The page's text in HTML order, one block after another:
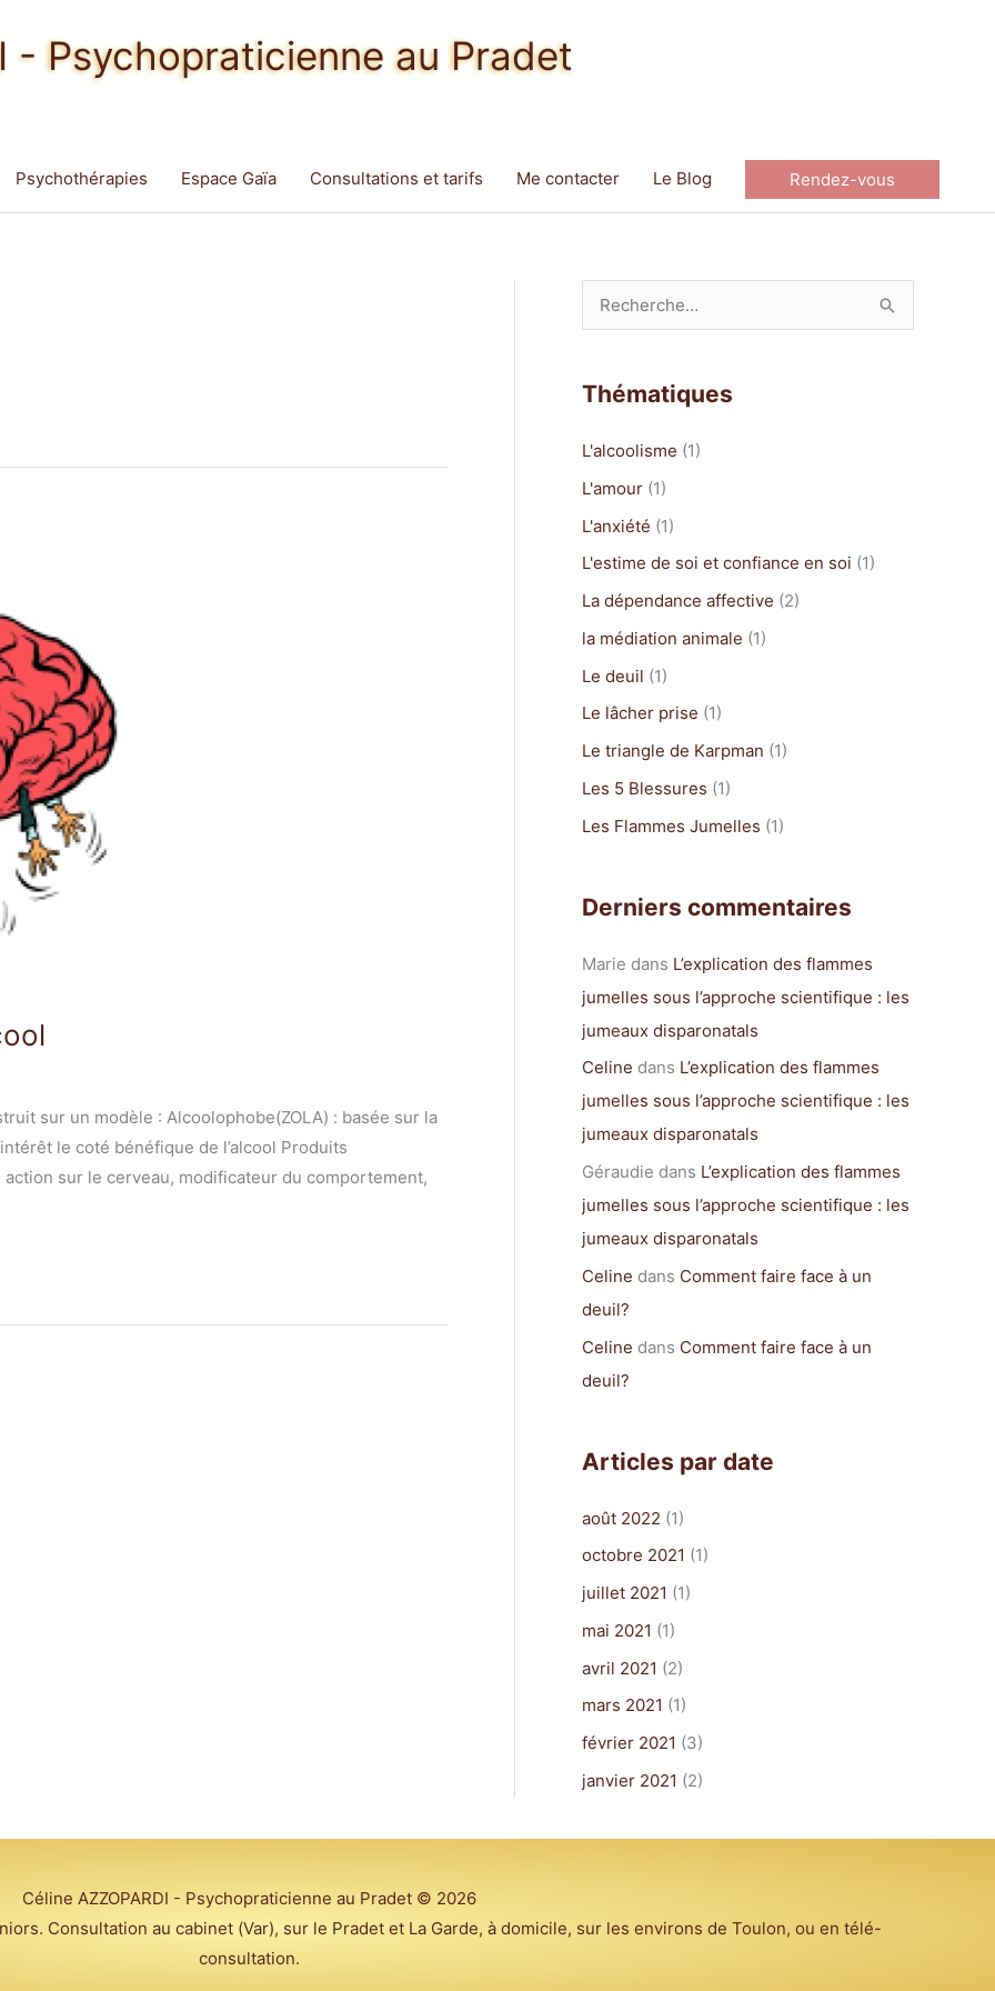
- Psychopraticienne au Pradet
Psychothérapies Espace Gaïa Consultations et tarifs Me contacter Le Blog Rendez-vous
sur un modèle : Alcoolophobe(ZOLA) : basée sur la
le coté bénéfique de l’alcool Produits
sur le cerveau, modificateur du comportement,
h
e
e
r
:
Thématiques
L'alcoolisme (1)
L'amour (1)
L'anxiété (1)
L'estime de soi et confiance en soi (1)
La dépendance affective (2)
la médiation animale (1)
Le deuil (1)
Le lâcher prise (1)
Le triangle de Karpman (1)
Les 5 Blessures (1)
Les Flammes Jumelles (1)
Derniers commentaires
Marie dans L’explication des flammes
jumelles sous l’approche scientifique : les
jumeaux disparonatals
Celine dans L’explication des flammes
jumelles sous l’approche scientifique : les
jumeaux disparonatals
Géraudie dans L’explication des flammes
jumelles sous l’approche scientifique : les
jumeaux disparonatals
Celine dans Comment faire face à un
deuil?
Celine dans Comment faire face à un
deuil?
Articles par date
août 2022 (1)
octobre 2021 (1)
juillet 2021 (1)
mai 2021 (1)
avril 2021 (2)
mars 2021 (1)
février 2021 (3)
janvier 2021 (2)
Céline AZZOPARDI - Psychopraticienne au Pradet© 2026
Consultation au cabinet (Var), sur le Pradet et La Garde, à domicile, sur les environs de Toulon, ou en télé-
consultation.